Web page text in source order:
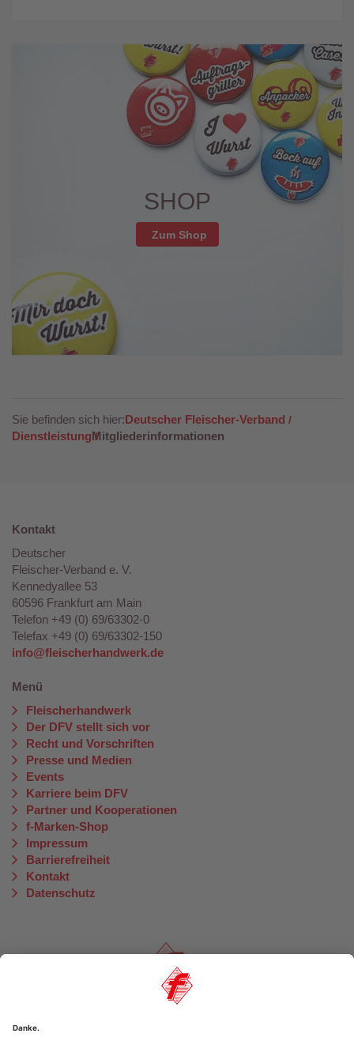
SHOP
Zum Shop
Sie befinden sich hier:Deutscher Fleischer-Verband
DienstleistungMitgliederinformationen
Kontakt
Deutscher
Fleischer-Verband e. V.
Kennedyallee 53
60596 Frankfurt am Main
Telefon +49 (0) 69/63302-0
Telefax +49 (0) 69/63302-150
info@fleischerhandwerk.de
Menü
Fleischerhandwerk
Der DFV stellt sich vor
Recht und Vorschriften
Presse und Medien
Events
Karriere beim DFV
Partner und Kooperationen
f-Marken-Shop
Impressum
Barrierefreiheit
Kontakt
Datenschutz